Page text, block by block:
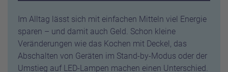
Im Alltag lässt sich mit einfachen Mitteln viel Energie
sparen – und damit auch Geld. Schon kleine
Veränderungen wie das Kochen mit Deckel, das
Abschalten von Geräten im Stand-by-Modus oder der
Umstieg auf LED-Lampen machen einen Unterschied.